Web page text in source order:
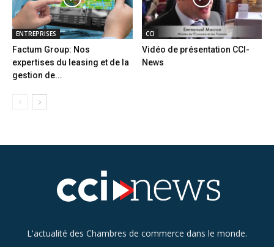
ENTREPRISES
Factum Group: Nos
expertises du leasing et de la
gestion de...
CCI
Vidéo de présentation CCI-
News
L'actualité des Chambres de commerce dans le monde.